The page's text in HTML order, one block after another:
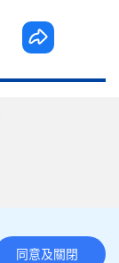
同意及關閉